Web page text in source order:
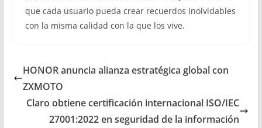
que cada usuario pueda crear recuerdos inolvidables
con la misma calidad con la que los vive.
HONOR anuncia alianza estratégica global con
ZXMOTO
Claro obtiene certificación internacional ISO/IEC
27001:2022 en seguridad de la información